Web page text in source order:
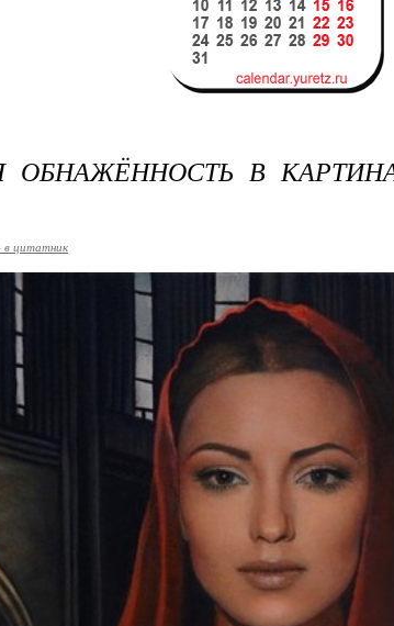
ОБНАЖЁННОСТЬ В
в цитатник